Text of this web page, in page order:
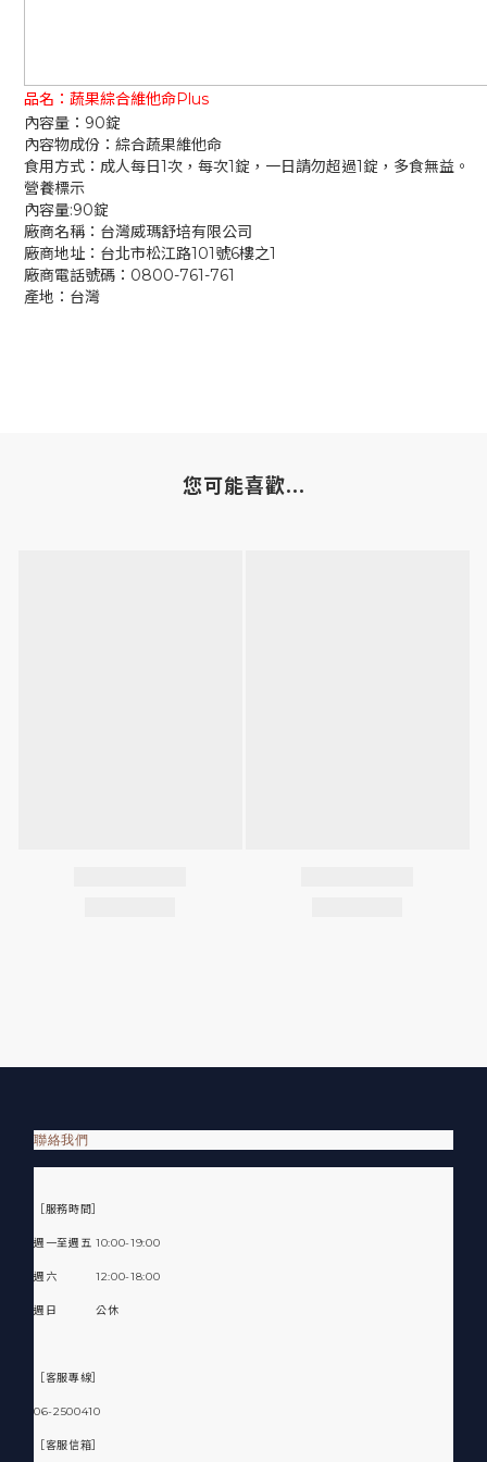
品名： 蔬果綜合維他命Plus
內容量：90錠
內容物成份： 綜合蔬果維他命
食用方式：成人每日1次，每次1錠，一日請勿超過1錠， 多食無益。
營養標示
內容量:90錠
廠商名稱：台灣威瑪舒培有限公司
廠商地址：台北市松江路101號6樓之1
廠商電話號碼：0800-761-761
產地：台灣
您可能喜歡...
聯絡我們
［服務時間］
週一至週五 10:00-19:00
週六 12:00-18:00
週日 公休
［客服專線］
06-2500410
［客服信箱］